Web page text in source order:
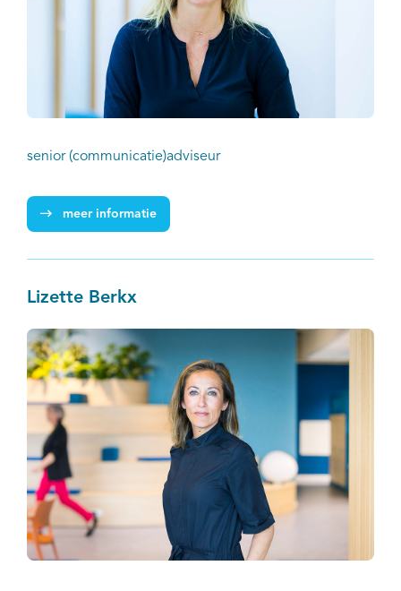
senior (communicatie)adviseur
meer informatie
Lizette Berkx